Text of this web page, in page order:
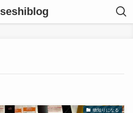
seshiblog
物知りになる